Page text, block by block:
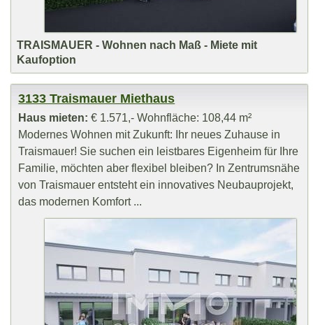
TRAISMAUER - Wohnen nach Maß - Miete mit
Kaufoption
3133 Traismauer Miethaus
Haus mieten: € 1.571,- Wohnfläche: 108,44 m²
Modernes Wohnen mit Zukunft: Ihr neues Zuhause in
Traismauer! Sie suchen ein leistbares Eigenheim für Ihre
Familie, möchten aber flexibel bleiben? In Zentrumsnähe
von Traismauer entsteht ein innovatives Neubauprojekt,
das modernen Komfort ...